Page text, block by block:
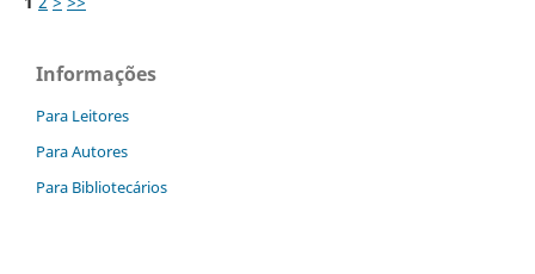
Informações
Para Leitores
Para Autores
Para Bibliotecários